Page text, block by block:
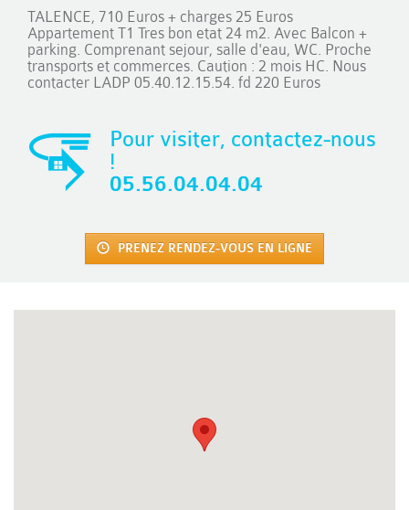
TALENCE, 710 Euros + charges 25 Euros
Appartement T1 Tres bon etat 24 m2. Avec Balcon +
parking. Comprenant sejour, salle d'eau, WC. Proche
transports et commerces. Caution : 2 mois HC. Nous
contacter LADP 05.40.12.15.54. fd 220 Euros
Pour visiter, contactez-nous
!
05.56.04.04.04
PRENEZ RENDEZ-VOUS EN LIGNE